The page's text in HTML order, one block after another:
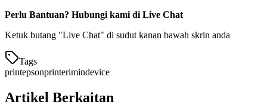
Perlu Bantuan? Hubungi kami di Live Chat
Ketuk butang "Live Chat" di sudut kanan bawah skrin anda
Tags
printepsonprinterimindevice
Artikel Berkaitan